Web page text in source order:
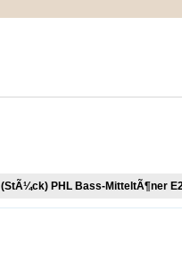
(StÃ¼ck) PHL Bass-MitteltÃ¶ner